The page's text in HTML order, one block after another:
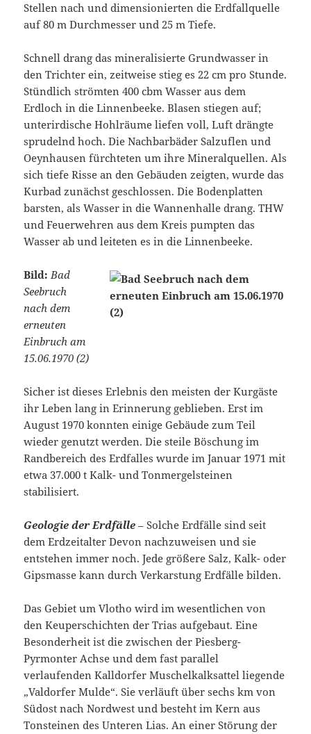
Stellen nach und dimensionierten die Erdfallquelle
auf 80 m Durchmesser und 25 m Tiefe.
Schnell drang das mineralisierte Grundwasser in
den Trichter ein, zeitweise stieg es 22 cm pro Stunde.
Stündlich strömten 400 cbm Wasser aus dem
Erdloch in die Linnenbeeke. Blasen stiegen auf;
unterirdische Hohlräume liefen voll, Luft drängte
sprudelnd hoch. Die Nachbarbäder Salzuflen und
Oeynhausen fürchteten um ihre Mineralquellen. Als
sich tiefe Risse an den Gebäuden zeigten, wurde das
Kurbad zunächst geschlossen. Die Bodenplatten
barsten, als Wasser in die Wannenhalle drang. THW
und Feuerwehren aus dem Kreis pumpten das
Wasser ab und leiteten es in die Linnenbeeke.
Bild:Bad
Seebruch
nach dem
erneuten
Einbruch am
15.06.1970 (2)
Sicher ist dieses Erlebnis den meisten der Kurgäste
ihr Leben lang in Erinnerung geblieben. Erst im
August 1970 konnten einige Gebäude zum Teil
wieder genutzt werden. Die steile Böschung im
Randbereich des Erdfalles wurde im Januar 1971 mit
etwa 37.000 t Kalk- und Tonmergelsteinen
stabilisiert.
Geologie der Erdfälle – Solche Erdfälle sind seit
dem Erdzeitalter Devon nachzuweisen und sie
entstehen immer noch. Jede größere Salz, Kalk- oder
Gipsmasse kann durch Verkarstung Erdfälle bilden.
Das Gebiet um Vlotho wird im wesentlichen von
den Keuperschichten der Trias aufgebaut. Eine
Besonderheit ist die zwischen der Piesberg-
Pyrmonter Achse und dem fast parallel
verlaufenden Kalldorfer Muschelkalksattel liegende
„Valdorfer Mulde“. Sie verläuft über sechs km von
Südost nach Nordwest und besteht im Kern aus
Tonsteinen des Unteren Lias. An einer Störung der